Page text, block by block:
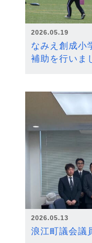
2026.05.19
なみえ創成小
補助を行いま
2026.05.13
浪江町議会議